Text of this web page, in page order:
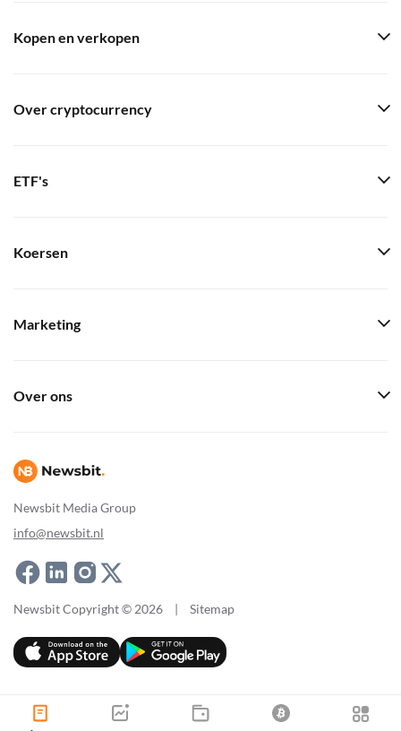
Newsbit Media Group
info@newsbit.nl
Kopen en verkopen
Over cryptocurrency
ETF's
Koersen
Marketing
Over ons
Newsbit Copyright © 2026 | Sitemap